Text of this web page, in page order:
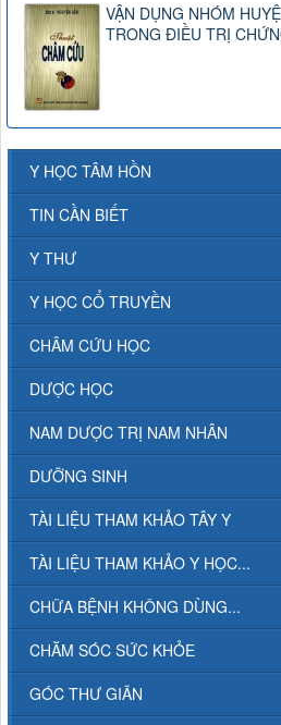
VẬN DỤNG NHÓM
TRONG ĐIỀU TRỊ
Y HỌC TÂM HỒN
TIN CẦN BIẾT
Y THƯ
Y HỌC CỔ TRUYỀN
CHÂM CỨU HỌC
DƯỢC HỌC
NAM DƯỢC TRỊ NAM NHÂN
DƯỠNG SINH
TÀI LIỆU THAM KHẢO TÂY Y
TÀI LIỆU THAM KHẢO Y HỌC...
CHỮA BỆNH KHÔNG DÙNG...
CHĂM SÓC SỨC KHỎE
GÓC THƯ GIÃN